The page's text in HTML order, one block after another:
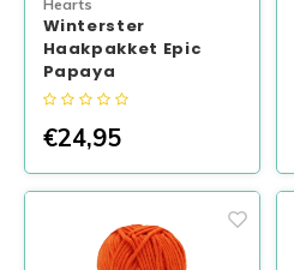
Hearts
Winterster
Haakpakket Epic
Papaya
€24,95